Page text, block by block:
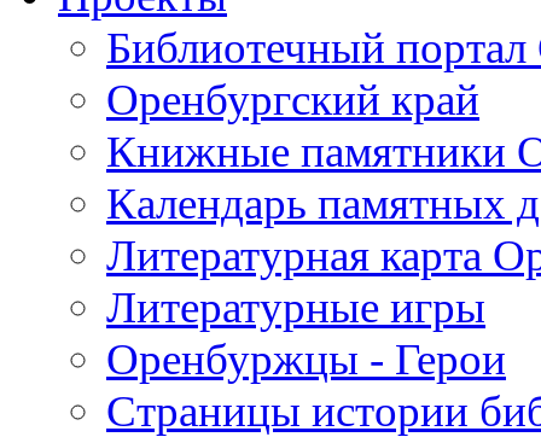
Библиотечный портал
Оренбургский край
Книжные памятники
Календарь памятных
Литературная карта
Литературные игры
Оренбуржцы - Герои
Страницы истории